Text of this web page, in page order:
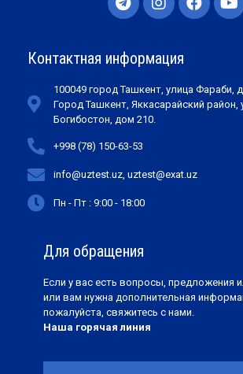
Контактная информация
100049 город Ташкент, улица Фараби,
Город Ташкент, Яккасарайский район,
Богибостон, дом 210.
+998 (78) 150-63-53
info@uztest.uz, uztest@exat.uz
Пн - Пт : 9:00 - 18:00
Для обращения
Если у вас есть вопросы, предложения
или вам нужна дополнительная
пожалуйста, свяжитесь с нами.
Наша горячая линия